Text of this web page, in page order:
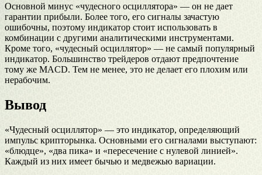
Основной минус «чудесного осциллятора» — он не дает
гарантии прибыли. Более того, его сигналы зачастую
ошибочны, поэтому индикатор стоит использовать в
комбинации с другими аналитическими инструментами.
Кроме того, «чудесный осциллятор» — не самый популярный
индикатор. Большинство трейдеров отдают предпочтение
тому же MACD. Тем не менее, это не делает его плохим или
нерабочим.
Вывод
«Чудесный осциллятор» — это индикатор, определяющий
импульс крипторынка. Основными его сигналами выступают:
«блюдце», «два пика» и «пересечение с нулевой линией».
Каждый из них имеет бычью и медвежью вариации.